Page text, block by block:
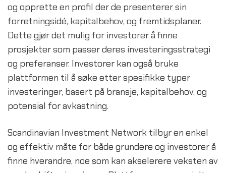
og opprette en profil der de presenterer sin
forretningsidé, kapitalbehov, og fremtidsplaner.
Dette gjør det mulig for investorer å finne
prosjekter som passer deres investeringsstrategi
og preferanser. Investorer kan også bruke
plattformen til å søke etter spesifikke typer
investeringer, basert på bransje, kapitalbehov, og
potensial for avkastning.
Scandinavian Investment Network tilbyr en enkel
og effektiv måte for både gründere og investorer å
finne hverandre, noe som kan akselerere veksten av